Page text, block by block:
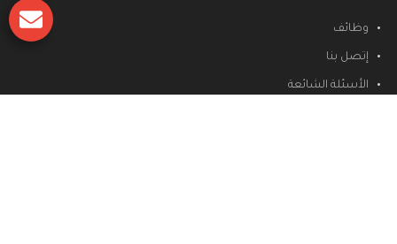
وظائف
إتصل بنا
الأسئلة الشائعة